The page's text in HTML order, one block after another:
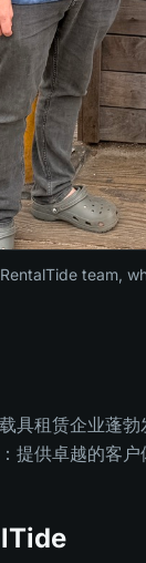
team,
具租赁企业蓬
提供卓越的客户